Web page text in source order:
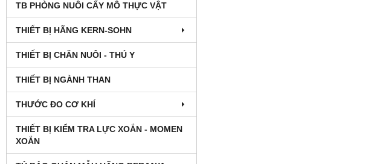
TB PHÒNG NUÔI CẤY MÔ THỰC VẬT
THIẾT BỊ HÃNG KERN-SOHN
THIẾT BỊ CHĂN NUÔI - THÚ Y
THIẾT BỊ NGÀNH THAN
THƯỚC ĐO CƠ KHÍ
THIẾT BỊ KIỂM TRA LỰC XOẮN - MOMEN
XOẮN